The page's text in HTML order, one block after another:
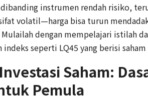
instrumen rendah risiko,
volatil—harga bisa turun
dengan mempelajari istilah
seperti LQ45 yang berisi
Saham:
Pemula